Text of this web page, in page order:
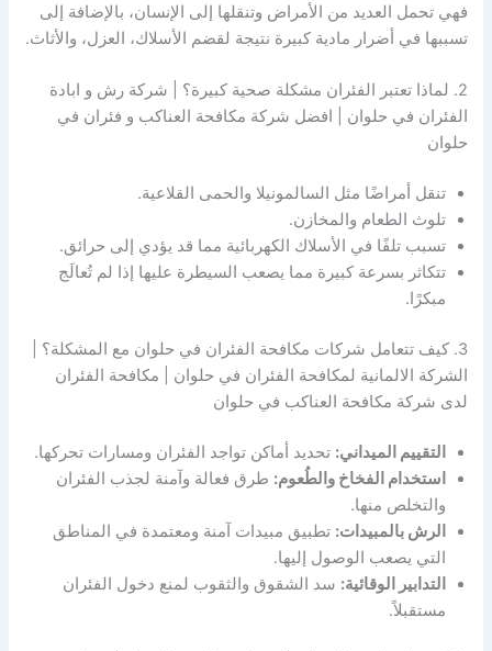
فهي تحمل العديد من الأمراض وتنقلها إلى الإنسان، بالإضافة إلى
تسببها في أضرار مادية كبيرة نتيجة لقضم الأسلاك، العزل، والأثاث.
2. لماذا تعتبر الفئران مشكلة صحية كبيرة؟ | شركة رش و ابادة
الفئران في حلوان | افضل شركة مكافحة العناكب و فئران في
حلوان
تنقل أمراضًا مثل السالمونيلا والحمى القلاعية.
تلوث الطعام والمخازن.
تسبب تلفًا في الأسلاك الكهربائية مما قد يؤدي إلى حرائق.
تتكاثر بسرعة كبيرة مما يصعب السيطرة عليها إذا لم تُعالَج
مبكرًا.
3. كيف تتعامل شركات مكافحة الفئران في حلوان مع المشكلة؟ |
الشركة الالمانية لمكافحة الفئران في حلوان | مكافحة الفئران
لدى شركة مكافحة العناكب في حلوان
التقييم الميداني: تحديد أماكن تواجد الفئران ومسارات تحركها.
استخدام الفخاخ والطُعوم: طرق فعالة وآمنة لجذب الفئران
والتخلص منها.
الرش بالمبيدات: تطبيق مبيدات آمنة ومعتمدة في المناطق
التي يصعب الوصول إليها.
التدابير الوقائية: سد الشقوق والثقوب لمنع دخول الفئران
مستقبلاً.